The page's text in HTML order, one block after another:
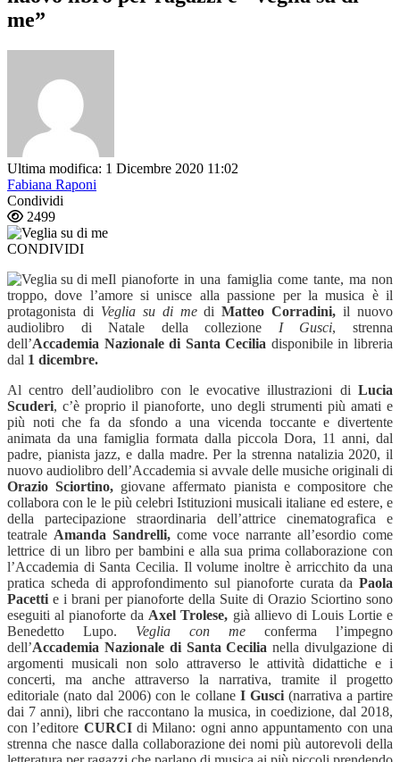
me”
Ultima modifica: 1 Dicembre 2020 11:02
Fabiana Raponi
Condividi
2499
CONDIVIDI
Il pianoforte in una famiglia come tante, ma non
troppo, dove l’amore si unisce alla passione per la musica è il
protagonista di Veglia su di medi Matteo Corradini,il nuovo
audiolibro di Natale della collezione I Gusci, strenna
dell’Accademia Nazionale di Santa Cecilia disponibile in libreria
dal 1 dicembre.
Al centro dell’audiolibro con le evocative illustrazioni di Lucia
Scuderi, c’è proprio il pianoforte, uno degli strumenti più amati e
più noti che fa da sfondo a una vicenda toccante e divertente
animata da una famiglia formata dalla piccola Dora, 11 anni, dal
padre, pianista jazz, e dalla madre. Per la strenna natalizia 2020, il
nuovo audiolibro dell’Accademia si avvale delle musiche originali di
Orazio Sciortino, giovane affermato pianista e compositore che
collabora con le le più celebri Istituzioni musicali italiane ed estere, e
della partecipazione straordinaria dell’attrice cinematografica e
teatrale Amanda Sandrelli, come voce narrante all’esordio come
lettrice di un libro per bambini e alla sua prima collaborazione con
l’Accademia di Santa Cecilia. Il volume inoltre è arricchito da una
pratica scheda di approfondimento sul pianoforte curata da Paola
Pacetti e i brani per pianoforte della Suite di Orazio Sciortino sono
eseguiti al pianoforte da Axel Trolese, già allievo di Louis Lortie e
Benedetto Lupo. Veglia con me conferma l’impegno
dell’Accademia Nazionale di Santa Cecilianella divulgazione di
argomenti musicali non solo attraverso le attività didattiche e i
concerti, ma anche attraverso la narrativa, tramite il progetto
editoriale (nato dal 2006) con le collane I Gusci (narrativa a partire
dai 7 anni), libri che raccontano la musica, in coedizione, dal 2018,
con l’editore CURCIdi Milano: ogni anno appuntamento con una
strenna che nasce dalla collaborazione dei nomi più autorevoli della